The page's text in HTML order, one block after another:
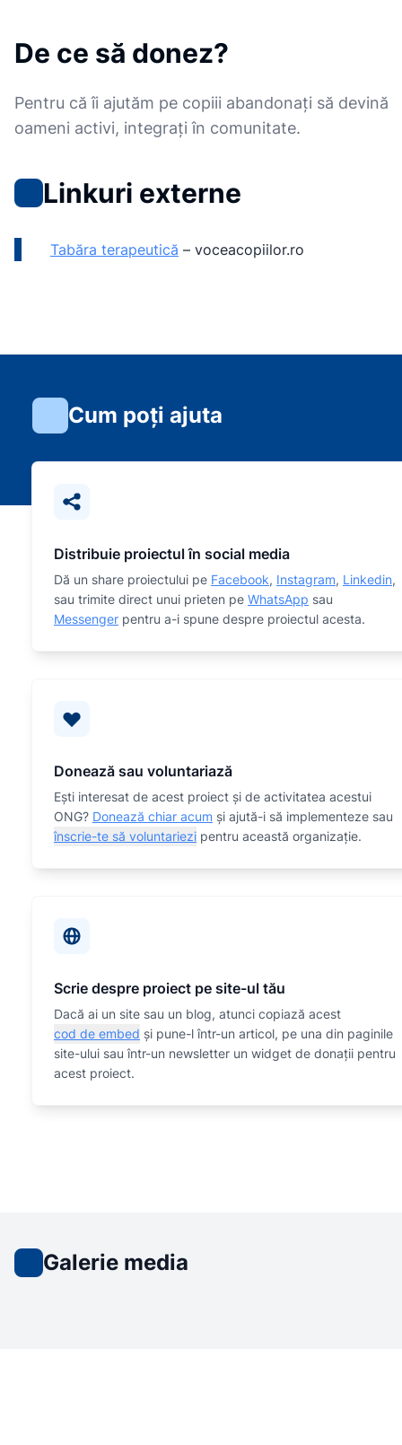
De ce să donez?
Pentru că îi ajutăm pe copiii abandonați să devină
oameni activi, integrați în comunitate.
Linkuri externe
Tabăra terapeutică – voceacopiilor.ro
Cum poți ajuta
Distribuie proiectul în social media
Dă un share proiectului pe Facebook, Instagram, Linkedin,
sau trimite direct unui prieten pe WhatsApp sau
Messenger pentru a-i spune despre proiectul acesta.
Donează sau voluntariază
Eşti interesat de acest proiect și de activitatea acestui
ONG? Donează chiar acum și ajută-i să implementeze sau
înscrie-te să voluntariezi pentru această organizaţie.
Scrie despre proiect pe site-ul tău
Dacă ai un site sau un blog, atunci copiază acest
cod de embed și pune-l într-un articol, pe una din paginile
site-ului sau într-un newsletter un widget de donații pentru
acest proiect.
Galerie media